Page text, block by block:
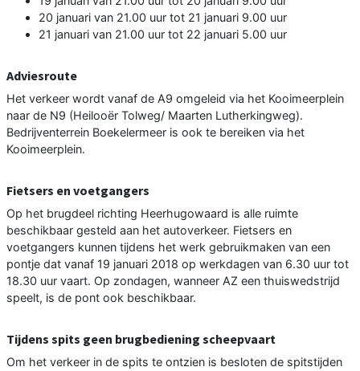
20 januari van 21.00 uur tot 21 januari 9.00 uur
21 januari van 21.00 uur tot 22 januari 5.00 uur
Adviesroute
Het verkeer wordt vanaf de A9 omgeleid via het Kooimeerplein
naar de N9 (Heilooër Tolweg/ Maarten Lutherkingweg).
Bedrijventerrein Boekelermeer is ook te bereiken via het
Kooimeerplein.
Fietsers en voetgangers
Op het brugdeel richting Heerhugowaard is alle ruimte
beschikbaar gesteld aan het autoverkeer. Fietsers en
voetgangers kunnen tijdens het werk gebruikmaken van een
pontje dat vanaf 19 januari 2018 op werkdagen van 6.30 uur tot
18.30 uur vaart. Op zondagen, wanneer AZ een thuiswedstrijd
speelt, is de pont ook beschikbaar.
Tijdens spits geen brugbediening scheepvaart
Om het verkeer in de spits te ontzien is besloten de spitstijden